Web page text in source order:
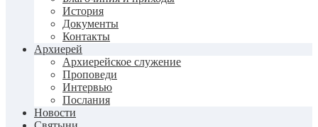
История
Документы
Контакты
Архиерей
Архиерейское служение
Проповеди
Интервью
Послания
Новости